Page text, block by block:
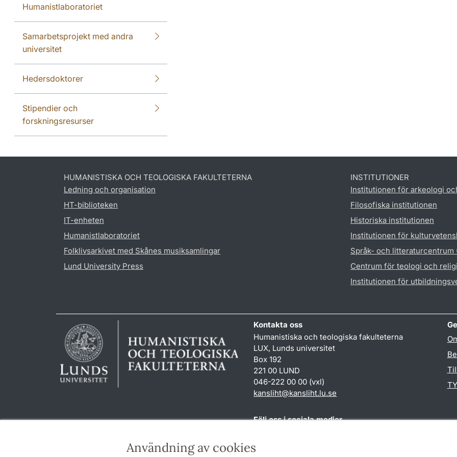
Användning av cookies
Humanistlaboratoriet
Samarbetsprojekt med andra
universitet
Hedersdoktorer
Stipendier och
forskningsresurser
HUMANISTISKA OCH TEOLOGISKA FAKULTETERNA
Ledning och organisation
HT-biblioteken
IT-enheten
Humanistlaboratoriet
Folklivsarkivet med Skånes musiksamlingar
Lund University Press
INSTITUTIONER
Institutionen för arkeologi
Filosofiska institutionen
Historiska institutionen
Institutionen för
Språk- och litteraturcentrum
Centrum för teologi och
Institutionen för
Kontakta oss
Humanistiska och teologiska fakulteterna
LUX, Lunds universitet
Box 192
221 00 LUND
046-222 00 00 (vxl)
kansliht@kansliht.lu.se
Följ oss i sociala medier